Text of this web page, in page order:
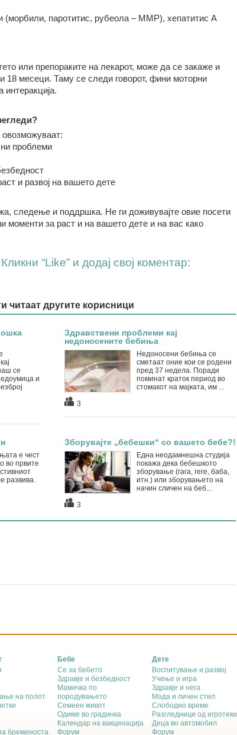
(морбили, паротитис, рубеола – ММР), хепатитис А
или препораките на лекарот, може да се закаже и
18 месеци. Таму се следи говорот, фини моторни
интеракција.
овозможуваат:
проблеми
и развој на вашето дете
следење и поддршка. Не ги доживувајте овие посети
моменти за раст и на вашето дете и на вас како
“Like” и додај свој коментар:
читаат другите корисници
се
и
Здравствени проблеми кај
недоносените бебиња
Недоносени бебиња се
сметаат оние кои се родени
пред 37 недела. Поради
поминат краток период во
стомакот на мајката, им ...
3
е чест
во првите
развива.
Зборувајте „бебешки“ со вашето бебе?!
Една неодамнешна студија
покажа дека бебешкото
зборување (гага, геге, баба,
итн.) или зборувањето на
начин сличен на беб...
3
на полот
бременоста
Бебе
Се за бебето
Здравје и безбедност
Мамичка по
породувањето
Семеен живот
Одиме во градинка
Календар на вакцинација
Форум
Дете
Воспитување и развој
Учење и игра
Здравје и нега
Мода и личен стил
Слободно време
Разгледници од игротеки
Деца во автомобил
Форум